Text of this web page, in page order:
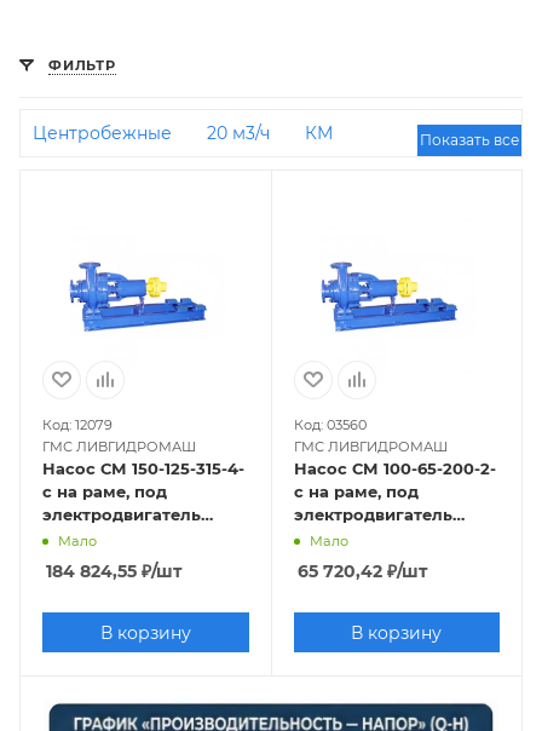
ФИЛЬТР
Центробежные 20 м3/ч
КМ
Ливгидромаш
Центробежные для
Центробежные для отопления
Канализационные
Центробежные
фекальные
ВКС 3 кВт
фекальные
150 м3/ч 300 м3/ч 40 м3/ч
кВт
15 кВт 180 м3/ч 2,2 кВт
320 м3/ч
1500 м3/ч
45 кВт
СМ Ливгидромаш
Помповые фекальные
22 кВт
Показать все
Код: 12079
ГМС ЛИВГИДРОМАШ
Насос СМ 150-125-315-4-
с на раме, под
электродвигатель
37х1500
Мало
184 824,55 ₽/шт
В корзину
Код: 03560
ГМС ЛИВГИДРОМАШ
Насос СМ 100-65-200-2-
с на раме, под
электродвигатель
37х3000
Мало
65 720,42₽/шт
В корзину